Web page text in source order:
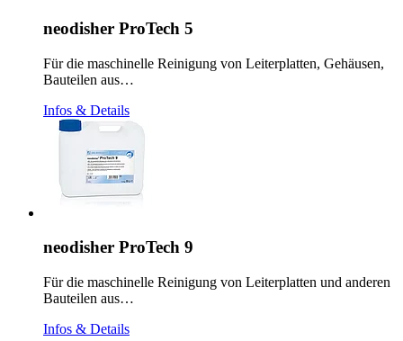
neodisher ProTech 5
Für die maschinelle Reinigung von Leiterplatten, Gehäusen,
Bauteilen aus…
Infos & Details
neodisher ProTech 9
Für die maschinelle Reinigung von Leiterplatten und anderen
Bauteilen aus…
Infos & Details